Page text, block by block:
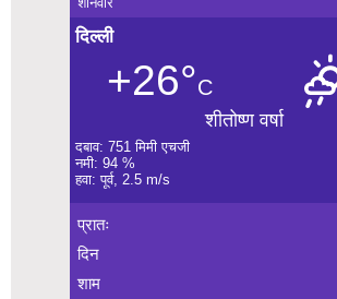
दिल्ली
+26°C
शीतोष्ण वर्षा
दबाव: 751 मिमी एचजी
नमी: 94 %
हवा: पूर्व, 2.5 m/s
प्रातः
दिन
शाम